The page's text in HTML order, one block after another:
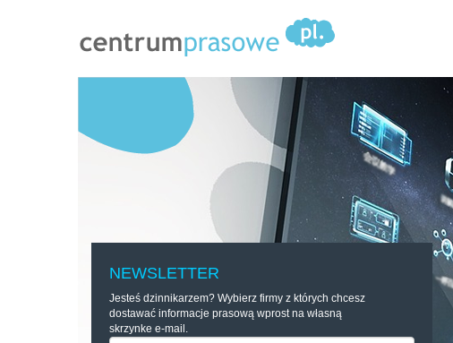
NEWSLETTER
Jesteś dzinnikarzem? Wybierz firmy z których chcesz
dostawać informacje prasową wprost na własną
skrzynke e-mail.